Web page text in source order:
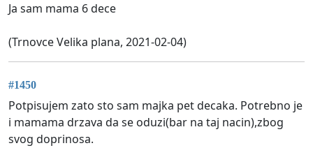
Ja sam mama 6 dece
(Trnovce Velika plana, 2021-02-04)
#1450
Potpisujem zato sto sam majka pet decaka. Potrebno je
i mamama drzava da se oduzi(bar na taj nacin),zbog
svog doprinosa.